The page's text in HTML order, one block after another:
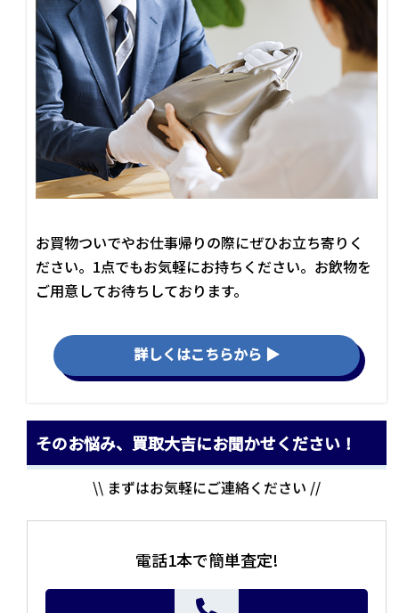
お買物ついでやお仕事帰りの際にぜひお立ち寄りく
ださい。1点でもお気軽にお持ちください。お飲物を
ご用意してお待ちしております。
詳しくはこちらから ▶
そのお悩み、買取大吉にお聞かせください！
\\ まずはお気軽にご連絡ください //
電話1本で簡単査定!